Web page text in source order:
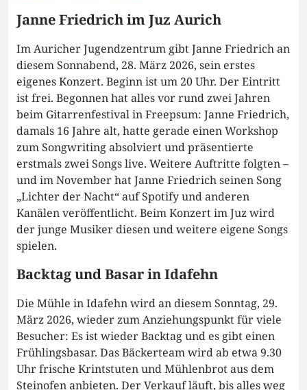
Janne Friedrich im Juz Aurich
Im Auricher Jugendzentrum gibt Janne Friedrich an
diesem Sonnabend, 28. März 2026, sein erstes
eigenes Konzert. Beginn ist um 20 Uhr. Der Eintritt
ist frei. Begonnen hat alles vor rund zwei Jahren
beim Gitarrenfestival in Freepsum: Janne Friedrich,
damals 16 Jahre alt, hatte gerade einen Workshop
zum Songwriting absolviert und präsentierte
erstmals zwei Songs live. Weitere Auftritte folgten –
und im November hat Janne Friedrich seinen Song
„Lichter der Nacht“ auf Spotify und anderen
Kanälen veröffentlicht. Beim Konzert im Juz wird
der junge Musiker diesen und weitere eigene Songs
spielen.
Backtag und Basar in Idafehn
Die Mühle in Idafehn wird an diesem Sonntag, 29.
März 2026, wieder zum Anziehungspunkt für viele
Besucher: Es ist wieder Backtag und es gibt einen
Frühlingsbasar. Das Bäckerteam wird ab etwa 9.30
Uhr frische Krintstuten und Mühlenbrot aus dem
Steinofen anbieten. Der Verkauf läuft, bis alles weg